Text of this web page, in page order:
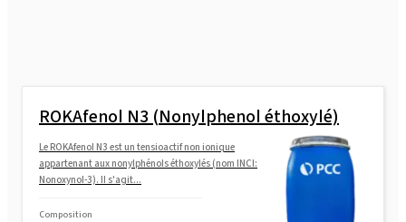
ROKAfenol N3 (Nonylphenol éthoxylé)
Le ROKAfenol N3 est un tensioactif non ionique
appartenant aux nonylphénols éthoxylés (nom INCI:
Nonoxynol-3). Il s'agit...
Composition